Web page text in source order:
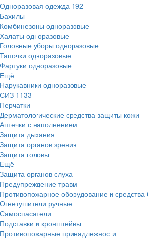
Одноразовая одежда 192
Бахилы
Комбинезоны одноразовые
Халаты одноразовые
Головные уборы одноразовые
Тапочки одноразовые
Фартуки одноразовые
Ещё
Нарукавники одноразовые
СИЗ 1133
Перчатки
Дерматологические средства защиты кожи
Аптечки с наполнением
Защита дыхания
Защита органов зрения
Защита головы
Ещё
Защита органов слуха
Предупреждение травм
Противопожарное оборудование и средства
Огнетушители ручные
Самоспасатели
Подставки и кронштейны
Противопожарные принадлежности